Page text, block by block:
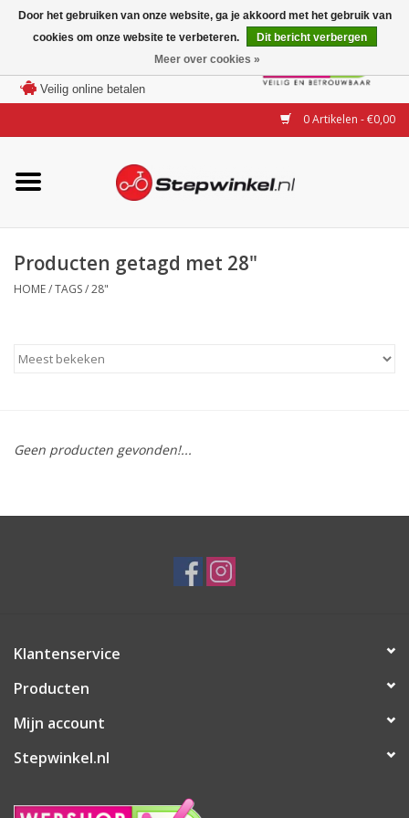
Veilig online betalen
0 Artikelen - €0,00
Merken
Modellen
Accessoires
Steps huren of uitproberen
Producten getagd met 28"
HOME/TAGS/28"
Geen producten gevonden!...
Klantenservice
Producten
Mijn account
Stepwinkel.nl
Door het gebruiken van onze website, ga je akkoord met het gebruik van
cookies om onze website te verbeteren.
Dit bericht verbergen
Meer over cookies »